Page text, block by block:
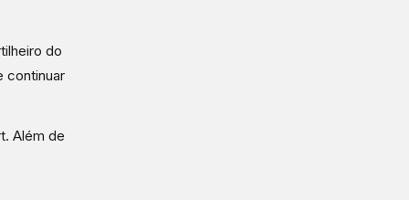
do
continuar
Além de